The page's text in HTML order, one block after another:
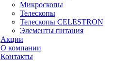
Микроскопы
Телескопы
Телескопы CELESTRON
Элементы питания
Акции
О компании
Контакты